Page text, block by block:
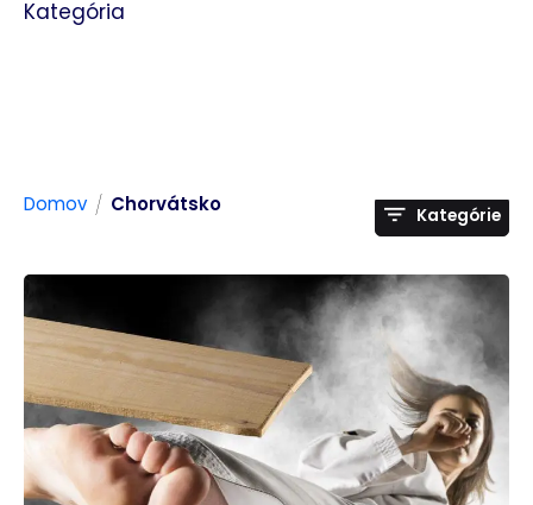
Kategória
Domov / Chorvátsko Kategórie